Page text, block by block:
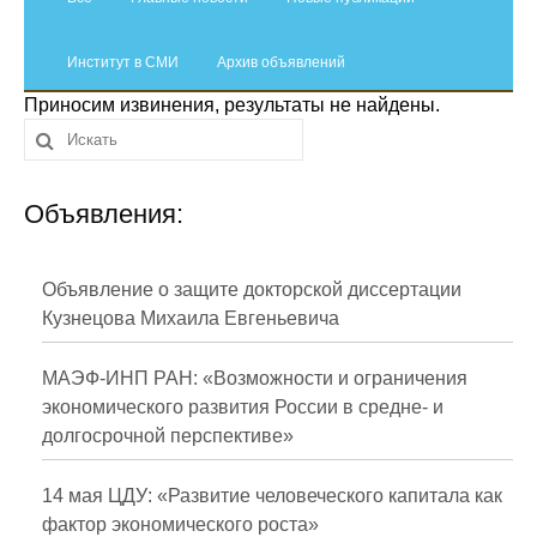
Сотрудники
Отчетность
Противодействие коррупции
Проблемы прогнозирования
О журнале
Номера журналов
Институт в СМИ Архив объявлений
Приносим извинения, результаты не найдены.
Объявления:
Объявление о защите докторской диссертации
Кузнецова Михаила Евгеньевича
МАЭФ-ИНП РАН: «Возможности и ограничения
экономического развития России в средне- и
долгосрочной перспективе»
14 мая ЦДУ: «Развитие человеческого капитала как
фактор экономического роста»